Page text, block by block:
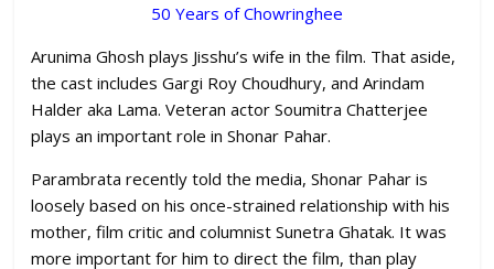
50 Years of Chowringhee
Arunima Ghosh plays Jisshu’s wife in the film. That aside,
the cast includes Gargi Roy Choudhury, and Arindam
Halder aka Lama. Veteran actor Soumitra Chatterjee
plays an important role in Shonar Pahar.
Parambrata recently told the media, Shonar Pahar is
loosely based on his once-strained relationship with his
mother, film critic and columnist Sunetra Ghatak. It was
more important for him to direct the film, than play